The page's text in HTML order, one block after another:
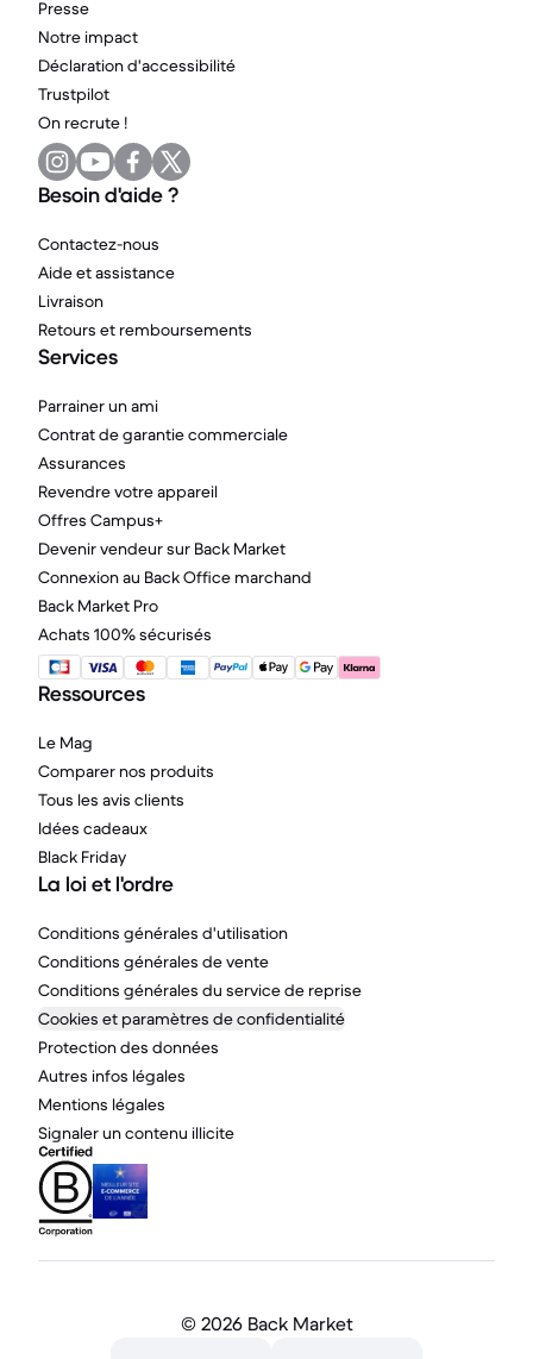
Presse
Notre impact
Déclaration d'accessibilité
Trustpilot
On recrute !
Besoin d'aide ?
Contactez-nous
Aide et assistance
Livraison
Retours et remboursements
Services
Parrainer un ami
Contrat de garantie commerciale
Assurances
Revendre votre appareil
Offres Campus+
Devenir vendeur sur Back Market
Connexion au Back Office marchand
Back Market Pro
Achats 100% sécurisés
Ressources
Le Mag
Comparer nos produits
Tous les avis clients
Idées cadeaux
Black Friday
La loi et l'ordre
Conditions générales d'utilisation
Conditions générales de vente
Conditions générales du service de reprise
Cookies et paramètres de confidentialité
Protection des données
Autres infos légales
Mentions légales
Signaler un contenu illicite
© 2026 Back Market